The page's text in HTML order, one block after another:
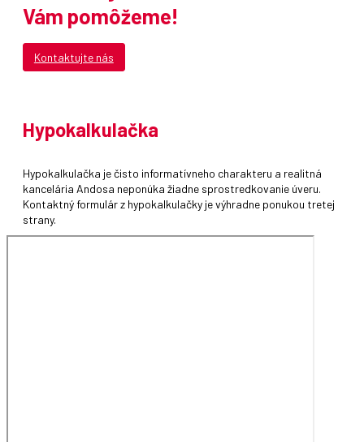
Vám pomôžeme!
Kontaktujte nás
Hypokalkulačka
Hypokalkulačka je čisto informatívneho charakteru a realitná
kancelária Andosa neponúka žiadne sprostredkovanie úveru.
Kontaktný formulár z hypokalkulačky je výhradne ponukou tretej
strany.